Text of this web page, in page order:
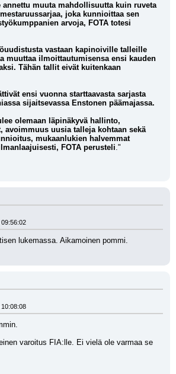
muuta mahdollisuutta kuin ruveta
joka kunnioittaa sen
arvoja, FOTA totesi
vastaan kapinoiville talleille
muuttaa ilmoittautumisensa ensi kauden
Tähän tallit eivät kuitenkaan
ensi vuonna starttaavasta sarjasta
sijaitsevassa Enstonen päämajassa.
olemaan läpinäkyvä hallinto,
avoimmuus uusia talleja kohtaan sekä
mukaanlukien halvemmat
FOTA perusteli."
lukemassa. Aikamoinen pommi.
varoitus FIA:lle. Ei vielä ole varmaa se